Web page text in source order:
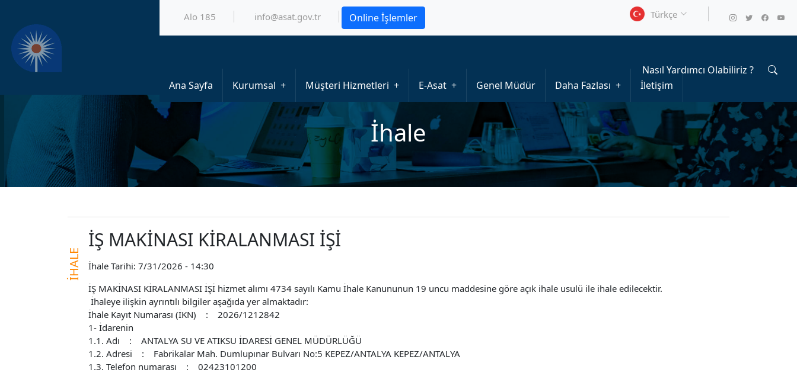
Alo 185 info@asat.gov.tr Online İşlemler Türkçe
Ana Sayfa Kurumsal Müşteri Hizmetleri E-Asat Genel Müdür Daha Fazlası İletişim
Nasıl Yardımcı Olabiliriz ?
İhale
İHALE
İŞ MAKİNASI KİRALANMASI İŞİ
İhale Tarihi: 7/31/2026 - 14:30
İŞ MAKİNASI KİRALANMASI İŞİ hizmet alımı 4734 sayılı Kamu İhale Kanununun 19 uncu maddesine göre açık ihale usulü ile ihale edilecektir.
İhaleye ilişkin ayrıntılı bilgiler aşağıda yer almaktadır:
İhale Kayıt Numarası (İKN) : 2026/1212842
1- İdarenin
1.1. Adı : ANTALYA SU VE ATIKSU İDARESİ GENEL MÜDÜRLÜĞÜ
1.2. Adresi : Fabrikalar Mah. Dumlupınar Bulvarı No:5 KEPEZ/ANTALYA KEPEZ/ANTALYA
1.3. Telefon numarası : 02423101200